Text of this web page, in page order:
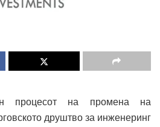
процесот на промена на
друштво за инженеринг